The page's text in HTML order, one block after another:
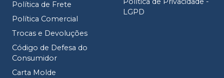
Política de Frete
Política Comercial
Trocas e Devoluções
Código de Defesa do
Consumidor
Carta Molde
LGPD